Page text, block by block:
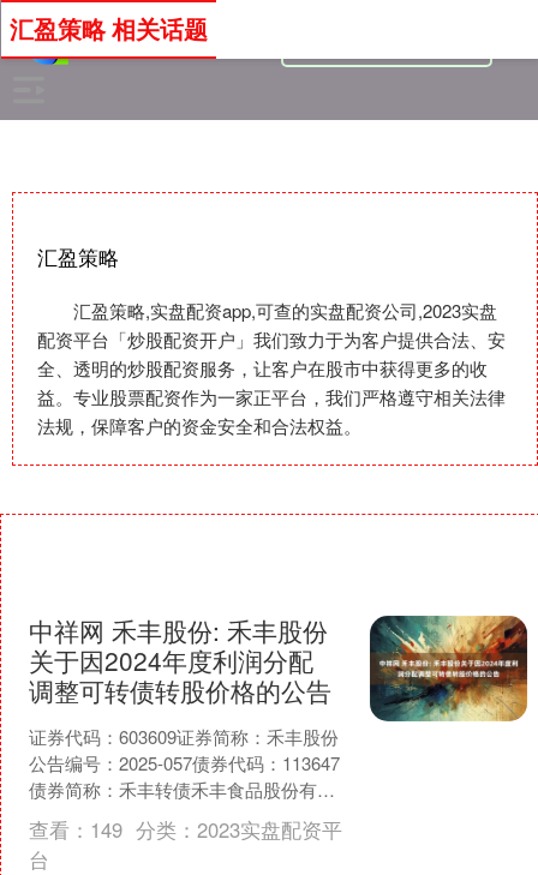
汇盈策略
汇盈策略,实盘配资app,可查的实盘配资公司,2023实盘
配资平台「炒股配资开户」我们致力于为客户提供合法、安
全、透明的炒股配资服务，让客户在股市中获得更多的收
益。专业股票配资作为一家正平台，我们严格遵守相关法律
法规，保障客户的资金安全和合法权益。
汇盈策略 相关话题
中祥网 禾丰股份: 禾丰股份
关于因2024年度利润分配
调整可转债转股价格的公告
证券代码：603609证券简称：禾丰股份
公告编号：2025-057债券代码：113647
债券简称：禾丰转债禾丰食品股份有限
公司关于因2024年度利润分配调整可
转....
查看： 149 分类： 2023实盘配资平
台